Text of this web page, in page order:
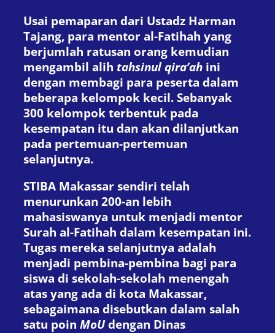
Usai pemaparan dari Ustadz Harman
Tajang, para mentor al-Fatihah yang
berjumlah ratusan orang kemudian
mengambil alih tahsinul qira’ah ini
dengan membagi para peserta dalam
beberapa kelompok kecil. Sebanyak
300 kelompok terbentuk pada
kesempatan itu dan akan dilanjutkan
pada pertemuan-pertemuan
selanjutnya.
STIBA Makassar sendiri telah
menurunkan 200-an lebih
mahasiswanya untuk menjadi mentor
Surah al-Fatihah dalam kesempatan ini.
Tugas mereka selanjutnya adalah
menjadi pembina-pembina bagi para
siswa di sekolah-sekolah menengah
atas yang ada di kota Makassar,
sebagaimana disebutkan dalam salah
satu poin MoUdengan Dinas